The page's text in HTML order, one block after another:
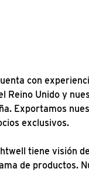
con
Reino Unido y
Exportamos
exclusivos.
tiene visión
de productos.